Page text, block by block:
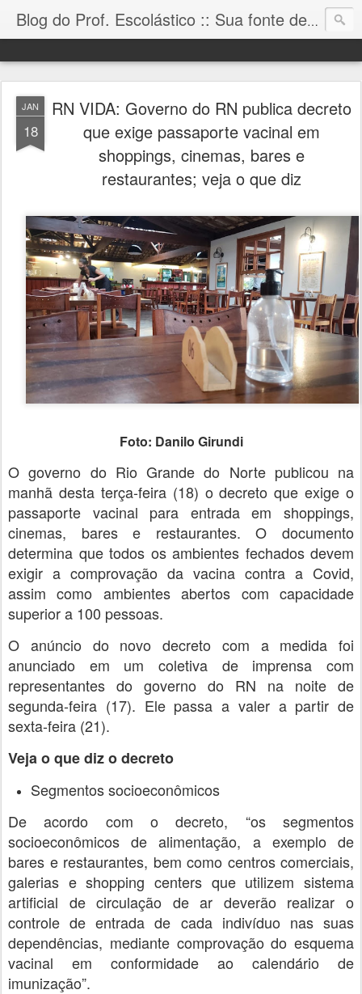
Blog do Prof. Escolástico :: Sua fonte de informação!
JAN
18
RN VIDA: Governo do RN publica decreto
que exige passaporte vacinal em
shoppings, cinemas, bares e
restaurantes; veja o que diz
Foto: Danilo Girundi
O governo do Rio Grande do Norte publicou na
manhã desta terça-feira (18) o decreto que exige o
passaporte vacinal para entrada em shoppings,
cinemas, bares e restaurantes. O documento
determina que todos os ambientes fechados devem
exigir a comprovação da vacina contra a Covid,
assim como ambientes abertos com capacidade
superior a 100 pessoas.
O anúncio do novo decreto com a medida foi
anunciado em um coletiva de imprensa com
representantes do governo do RN na noite de
segunda-feira (17). Ele passa a valer a partir de
sexta-feira (21).
Veja o que diz o decreto
Segmentos socioeconômicos
De acordo com o decreto, “os segmentos
socioeconômicos de alimentação, a exemplo de
bares e restaurantes, bem como centros comerciais,
galerias e shopping centers que utilizem sistema
artificial de circulação de ar deverão realizar o
controle de entrada de cada indivíduo nas suas
dependências, mediante comprovação do esquema
vacinal em conformidade ao calendário de
imunização”.